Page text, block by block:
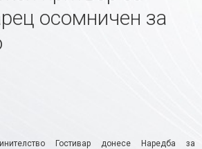
осомничен за
Гостивар донесе Наредба за